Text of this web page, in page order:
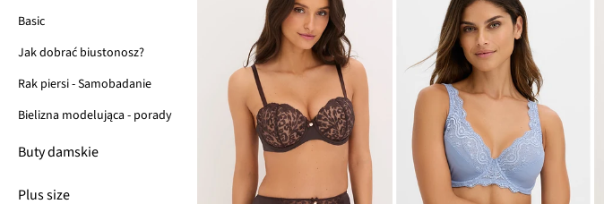
Basic
Jak dobrać biustonosz?
Rak piersi - Samobadanie
Bielizna modelująca - porady
Buty damskie
Plus size